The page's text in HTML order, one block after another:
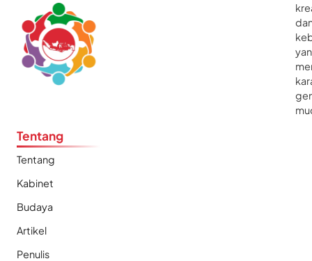
Tentang
Tentang
Kabinet
Budaya
Artikel
Penulis